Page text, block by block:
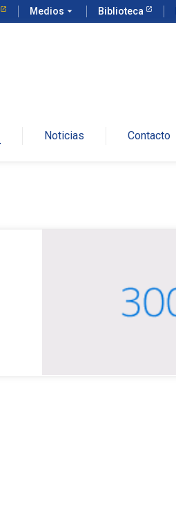
Medios arrow_drop_down Biblioteca
Noticias Contacto